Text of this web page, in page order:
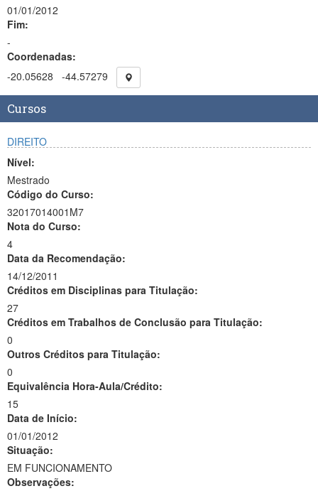
01/01/2012
Fim:
-
Coordenadas:
-20.05628
-44.57279
Cursos
DIREITO
Nível:
Mestrado
Código do Curso:
32017014001M7
Nota do Curso:
4
Data da Recomendação:
14/12/2011
Créditos em Disciplinas para Titulação:
27
Créditos em Trabalhos de Conclusão para Titulação:
0
Outros Créditos para Titulação:
0
Equivalência Hora-Aula/Crédito:
15
Data de Início:
01/01/2012
Situação:
EM FUNCIONAMENTO
Observações: